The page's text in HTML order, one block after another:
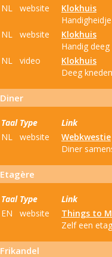
NL
website
Klokhuis
NL
website
Klokhuis
Handig
NL
video
Klokhuis
Deeg
Diner
Taal Type
Link
NL
website
Webkwestie
Diner
Etagère
Taal Type
Link
EN
website
Things to
Zelf een
Frikandel